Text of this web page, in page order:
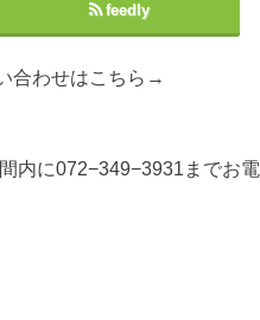
feedly
合わせはこちら→
内に072−349−3931までお電